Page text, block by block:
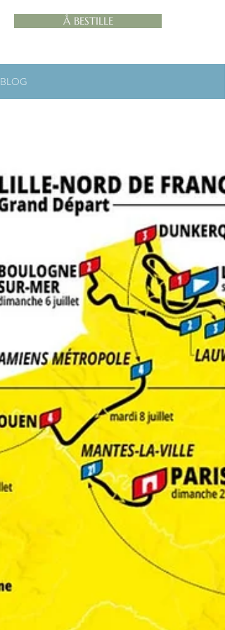
Å BESTILLE
BLOG